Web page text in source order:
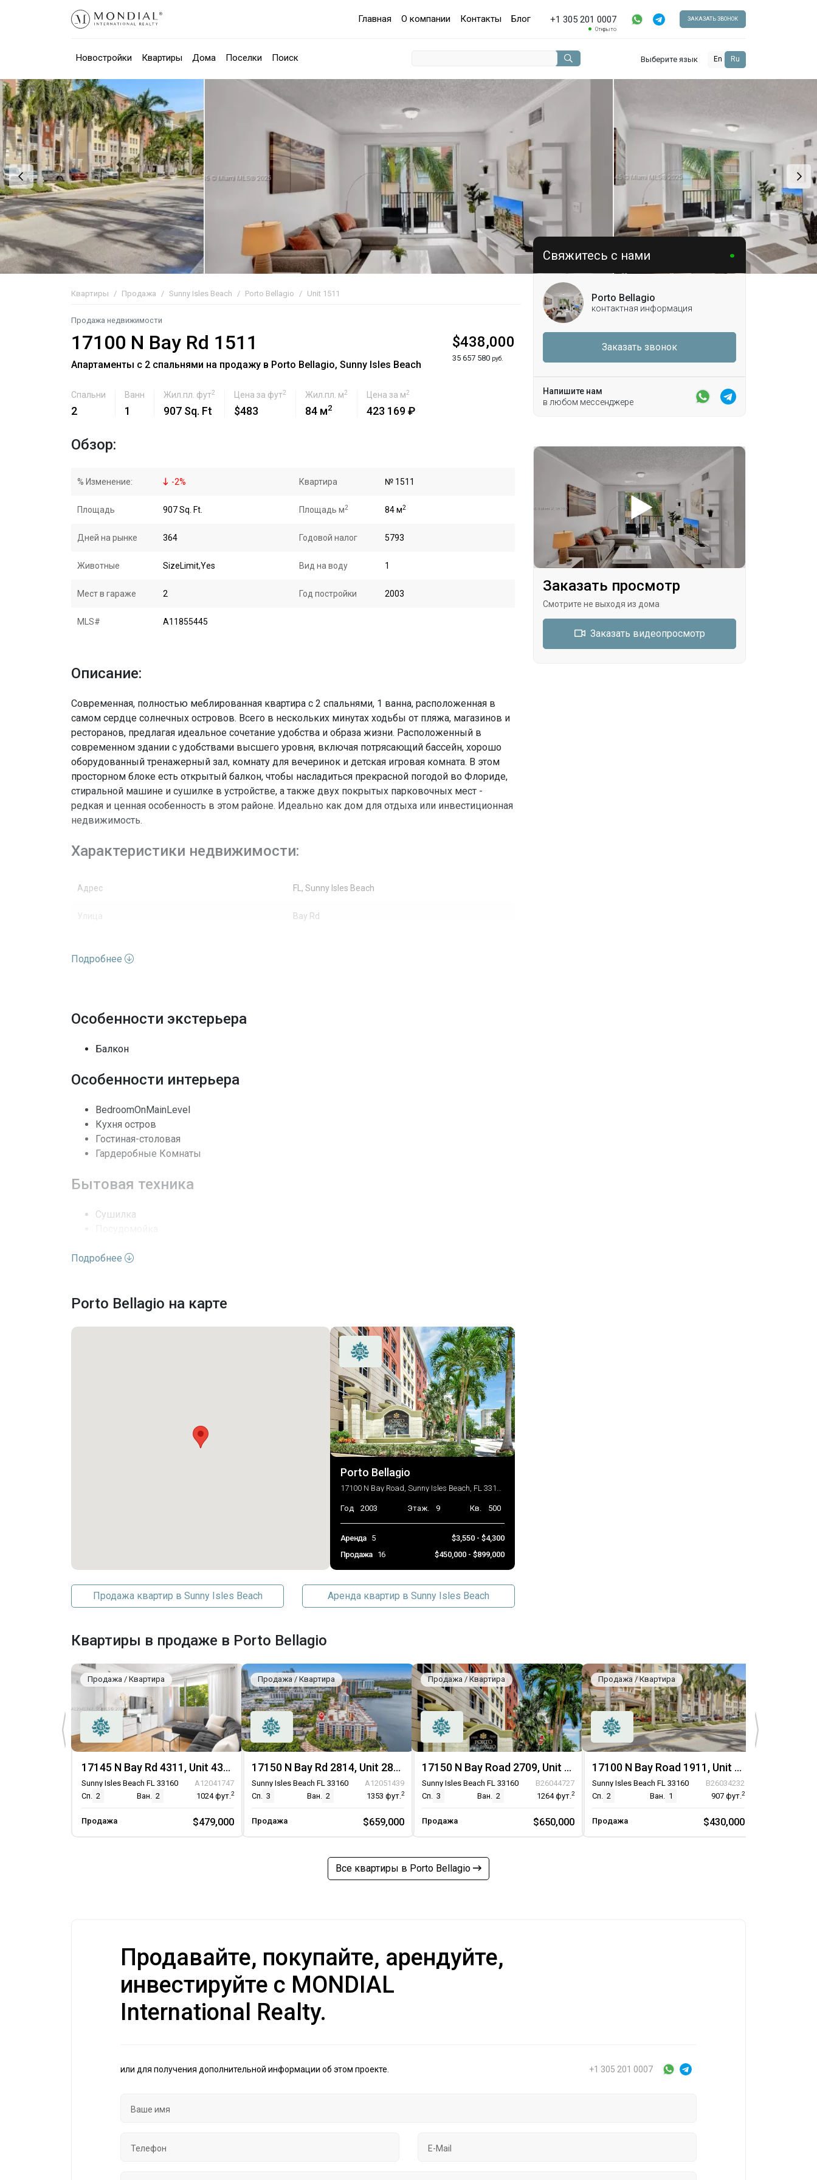
Главная О компании Контакты Блог +1 305 201 0007
Открыто
ЗАКАЗАТЬ ЗВОНОК
Новостройки Квартиры Дома Поселки Поиск Выберите язык En Ru
Квартиры Продажа Sunny Isles Beach Porto Bellagio Unit 1511
Продажа недвижимости
17100 N Bay Rd 1511
Апартаменты с 2 спальнями на продажу в Porto Bellagio, Sunny Isles Beach
$438,000
35 657 580 руб.
Спальни
2
Ванн
1
Жил.пл. фут2
907 Sq. Ft
Цена за фут2
$483
Жил.пл. м2
84 м2
Цена за м2
423 169 ₽
Обзор:
% Изменение: -2% Квартира № 1511
Площадь 907 Sq. Ft. Площадь м2 84 м2
Дней на рынке 364 Годовой налог 5793
Животные SizeLimit,Yes Вид на воду 1
Мест в гараже 2 Год постройки 2003
MLS# A11855445
Описание:
Современная, полностью меблированная квартира с 2 спальнями, 1 ванна, расположенная в
самом сердце солнечных островов. Всего в нескольких минутах ходьбы от пляжа, магазинов и
ресторанов, предлагая идеальное сочетание удобства и образа жизни. Расположенный в
современном здании с удобствами высшего уровня, включая потрясающий бассейн, хорошо
оборудованный тренажерный зал, комнату для вечеринок и детская игровая комната. В этом
просторном блоке есть открытый балкон, чтобы насладиться прекрасной погодой во Флориде,
стиральной машине и сушилке в устройстве, а также двух покрытых парковочных мест -
редкая и ценная особенность в этом районе. Идеально как дом для отдыха или инвестиционная
недвижимость.
Характеристики недвижимости:
Адрес FL, Sunny Isles Beach
Улица Bay Rd
Полы
Выход к воде
Кондиционеры
Подробнее
Особенности экстерьера
Балкон
Особенности интерьера
BedroomOnMainLevel
Кухня остров
Гостиная-столовая
Гардеробные Комнаты
Бытовая техника
Сушилка
Микроволновая печь
Стиральная машина
Удобства комплекса
TwoOrMoreSpaces
Подробнее
Porto Bellagio на карте
Porto Bellagio
17100 N Bay Road, Sunny Isles Beach, FL 33160
Год 2003 Этаж. 9 Кв. 500
Аренда 5
$3,550 - $4,300
Продажа
16 $450,000 - $899,000
Продажа квартир в Sunny Isles Beach Аренда квартир в Sunny Isles Beach
Свяжитесь с нами
Porto Bellagio
контактная информация
Заказать звонок
Напишите нам
в любом мессенджере
Заказать просмотр
Смотрите не выходя из дома
Заказать видеопросмотр
Квартиры в продаже в Porto Bellagio
Продажа / Квартира
17145 N Bay Rd 4311, Unit 4311
Sunny Isles Beach FL 33160
A12041747
Сп. 2 Ван. 2 1024фут.2
Продажа $479,000
Продажа / Квартира
17150 N Bay Rd 2814, Unit 2814
Sunny Isles Beach FL 33160
A12051439
Сп. 3 Ван. 2 1353 фут.2
Продажа $659,000
Продажа / Квартира
17150 N Bay Road 2709, Unit 2709
Sunny Isles Beach FL 33160
B26044727
Сп. 3 Ван. 2 1264фут.2
Продажа $650,000
Продажа / Квартира
17100 N Bay Road 1911, Unit 1911
Sunny Isles Beach FL 33160
B26034232
Сп. 2 Ван. 1 907 фут.2
Продажа $430,000
Все квартиры в Porto Bellagio
Продавайте, покупайте, арендуйте,
инвестируйте с MONDIAL
International Realty.
или для получения дополнительной информации об этом проекте. +1 305 201 0007